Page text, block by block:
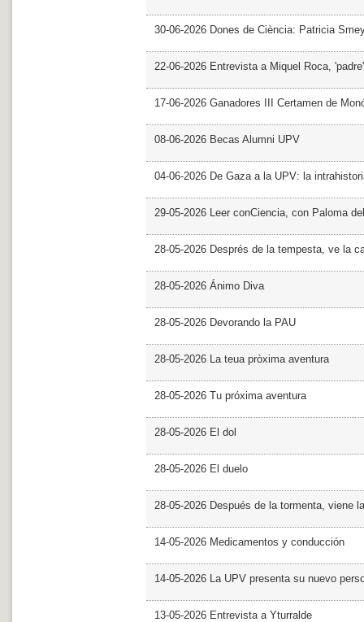
30-06-2026 Dones de Ciència: Patricia
22-06-2026 Entrevista a Miquel Roca,
17-06-2026 Ganadores III Certamen de
08-06-2026 Becas Alumni UPV
04-06-2026 De Gaza a la UPV: la
29-05-2026 Leer conCiencia, con Paloma
28-05-2026 Després de la tempesta, ve la
28-05-2026 Ánimo Diva
28-05-2026 Devorando la PAU
28-05-2026 La teua pròxima aventura
28-05-2026 Tu próxima aventura
28-05-2026 El dol
28-05-2026 El duelo
28-05-2026 Después de la tormenta, viene
14-05-2026 Medicamentos y conducción
14-05-2026 La UPV presenta su nuevo
13-05-2026 Entrevista a Yturralde